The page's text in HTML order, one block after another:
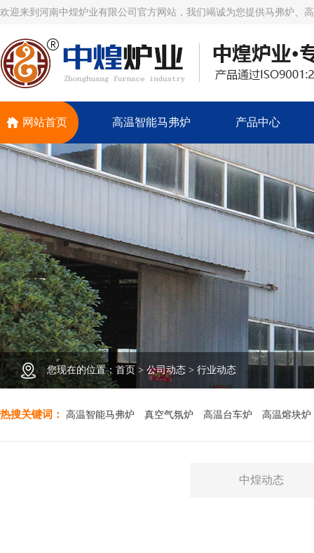
欢迎来到河南中煌炉业有限公司官方网站，我们竭诚为您提供马弗炉、
网站首页 高温智能马弗炉 产品中心
您现在的位置： 首页 > 公司动态 > 行业动态
热搜关键词： 高温智能马弗炉 真空气氛炉 高温台车炉 高温熔块炉
中煌动态